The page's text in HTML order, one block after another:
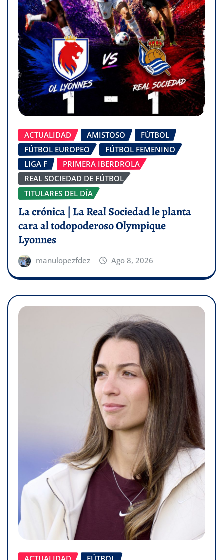
ACTUALIDAD AMISTOSO
FÚTBOL
FÚTBOL EUROPEO
FÚTBOL FEMENINO
LIGA F
PRIMERA IBERDROLA
REAL SOCIEDAD DE FÚTBOL
TITULARES DEL DÍA
La crónica | La Real Sociedad le planta
cara al todopoderoso Olympique
Lyonnes
manulopezfdez Ago 8, 2026